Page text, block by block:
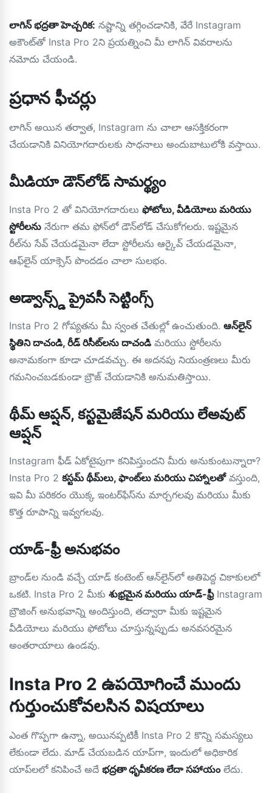
లాగిన్ భద్రతా హెచ్చరిక: నష్టాన్ని తగ్గించడానికి, వేరే Instagram
అకౌంట్‌తో Insta Pro 2ని ప్రయత్నించి మీ లాగిన్ వివరాలను
నమోదు చేయండి.
ప్రధాన ఫీచర్లు
లాగిన్ అయిన తర్వాత, Instagram ను చాలా ఆసక్తికరంగా
చేయడానికి వినియోగదారులకు సాధనాలు అందుబాటులోకి వస్తాయి.
మీడియా డౌన్‌లోడ్ సామర్థ్యం
Insta Pro 2 తో వినియోగదారులు ఫోటోలు, వీడియోలు మరియు
స్టోరీలను నేరుగా తమ ఫోన్‌లో డౌన్‌లోడ్ చేసుకోగలరు. ఇష్టమైన
రీల్‌ను సేవ్ చేయడమైనా లేదా స్టోరీలను ఆర్కైవ్ చేయడమైనా,
ఆఫ్‌లైన్ యాక్సెస్ పొందడం చాలా సులభం.
అడ్వాన్స్డ్ ప్రైవసీ సెట్టింగ్స్
Insta Pro 2 గోప్యతను మీ స్వంత చేతుల్లో ఉంచుతుంది. ఆన్‌లైన్
స్థితిని దాచండి, రీడ్ రిసీట్‌లను దాచండి మరియు స్టోరీలను
అనామకంగా కూడా చూడవచ్చు. ఈ అదనపు నియంత్రణలు మీరు
గమనించబడకుండా బ్రౌజ్ చేయడానికి అనుమతిస్తాయి.
థీమ్ ఆప్షన్, కస్టమైజేషన్ మరియు లేఅవుట్
ఆప్షన్
Instagram ఫీడ్ ఏకోటైపుగా కనిపిస్తుందని మీరు అనుకుంటున్నారా?
Insta Pro 2 కస్టమ్ థీమ్‌లు, ఫాంట్‌లు మరియు చిహ్నాలతోవస్తుంది,
ఇవి మీ పరికరం యొక్క ఇంటర్‌ఫేస్‌ను మార్చగలవు మరియు మీకు
కొత్త రూపాన్ని ఇవ్వగలవు.
యాడ్-ఫ్రీ అనుభవం
బ్రాండ్‌ల నుండి వచ్చే యాడ్ కంటెంట్ ఆన్‌లైన్‌లో అతిపెద్ద చికాకులలో
ఒకటి. Insta Pro 2 మీకు శుభ్రమైన మరియు యాడ్-ఫ్రీInstagram
బ్రౌజింగ్ అనుభవాన్ని అందిస్తుంది, తద్వారా మీకు ఇష్టమైన
వీడియోలు మరియు ఫోటోలు చూస్తున్నప్పుడు అనవసరమైన
అంతరాయాలు ఉండవు.
Insta Pro 2 ఉపయోగించే ముందు
గుర్తుంచుకోవలసిన విషయాలు
ఎంత గొప్పగా ఉన్నా, అయినప్పటికీ Insta Pro 2 కొన్ని సమస్యలు
లేకుండా లేదు. మాడ్ చేయబడిన యాప్‌గా, ఇందులో అధికారిక
యాప్‌లలో కనిపించే అదే భద్రతా ధృవీకరణ లేదా సహాయంలేదు.